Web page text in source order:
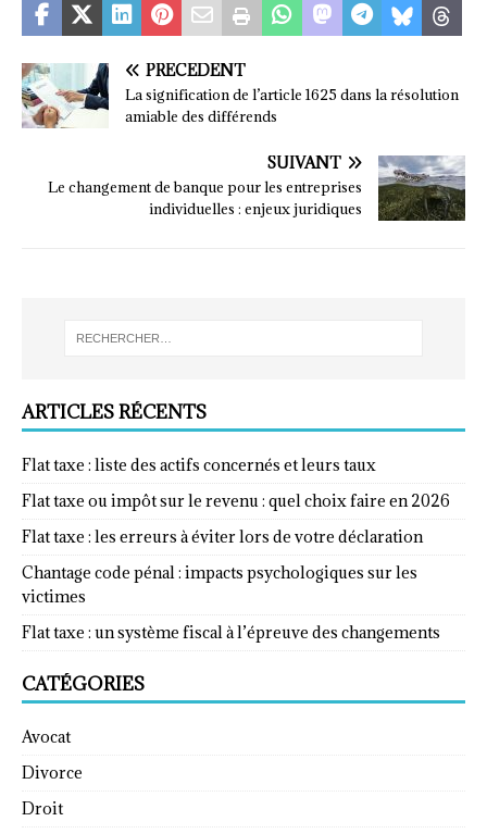
PRÉCÉDENT
La signification de l’article 1625 dans la résolution
amiable des différends
SUIVANT
Le changement de banque pour les entreprises
individuelles : enjeux juridiques
ARTICLES RÉCENTS
Flat taxe : liste des actifs concernés et leurs taux
Flat taxe ou impôt sur le revenu : quel choix faire en 2026
Flat taxe : les erreurs à éviter lors de votre déclaration
Chantage code pénal : impacts psychologiques sur les
victimes
Flat taxe : un système fiscal à l’épreuve des changements
CATÉGORIES
Avocat
Divorce
Droit